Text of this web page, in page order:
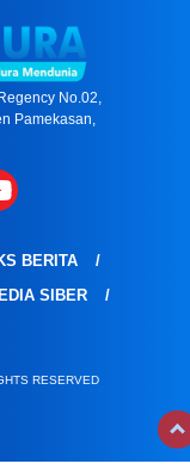
No.02,
Pamekasan,
BERITA
SIBER
RESERVED